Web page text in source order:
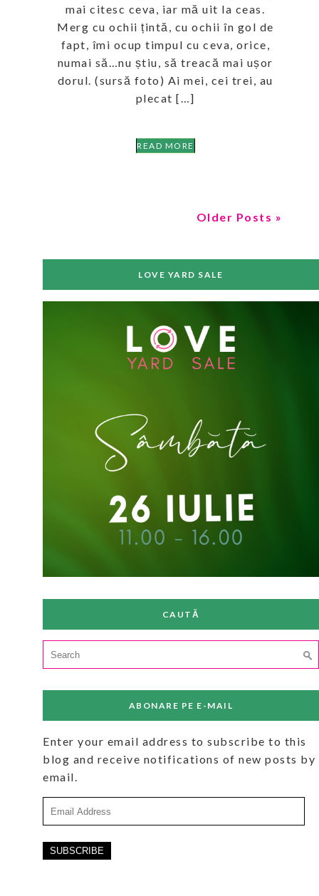
mai citesc ceva, iar mă uit la ceas.
Merg cu ochii țintă, cu ochii în gol de
fapt, îmi ocup timpul cu ceva, orice,
numai să…nu știu, să treacă mai ușor
dorul. (sursă foto) Ai mei, cei trei, au
plecat […]
READ MORE
Older Posts »
LOVE YARD SALE
CAUTĂ
for:
ABONARE PE E-MAIL
Enter your email address to subscribe to this
blog and receive notifications of new posts by
email.
Email
Address